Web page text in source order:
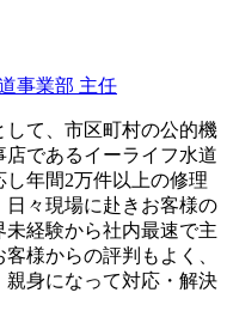
事業部 主任
て、市区町村の公的機
であるイーライフ水道
年間2万件以上の修理
々現場に赴きお客様の
経験から社内最速で主
様からの評判もよく、
身になって対応・解決